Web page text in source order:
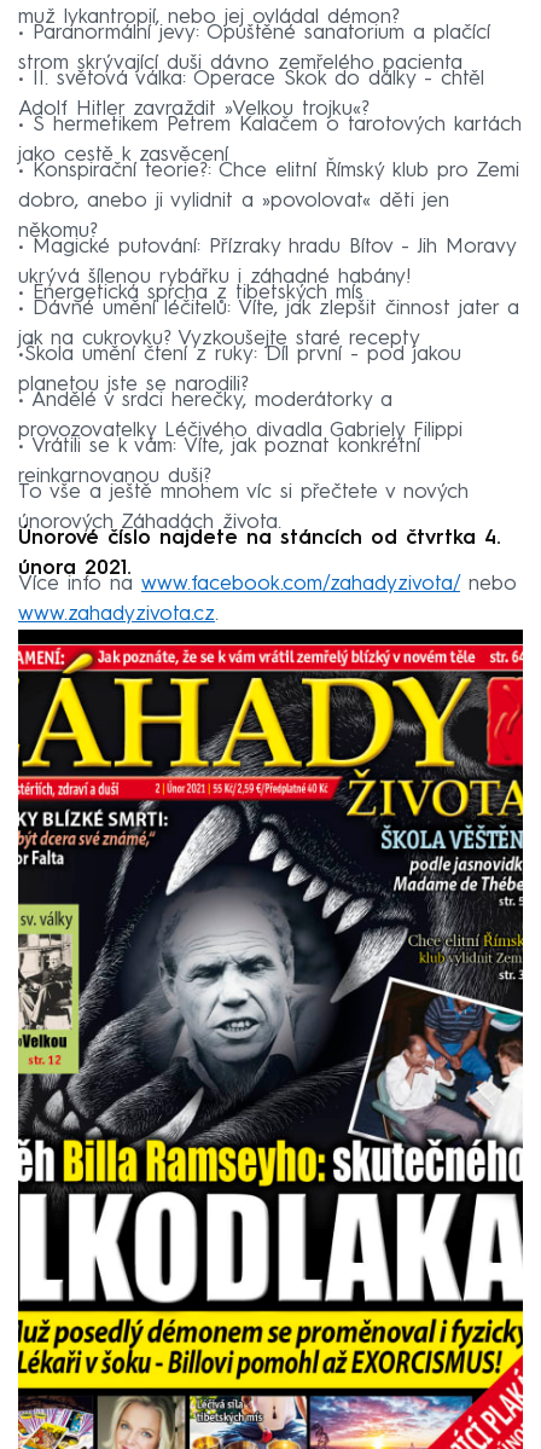
muž lykantropií, nebo jej ovládal démon?
• Paranormální jevy: Opuštěné sanatorium a plačící
strom skrývající duši dávno zemřelého pacienta
• II. světová válka: Operace Skok do dálky - chtěl
Adolf Hitler zavraždit »Velkou trojku«?
• S hermetikem Petrem Kalačem o tarotových kartách
jako cestě k zasvěcení
• Konspirační teorie?: Chce elitní Římský klub pro Zemi
dobro, anebo ji vylidnit a »povolovat« děti jen
někomu?
• Magické putování: Přízraky hradu Bítov - Jih Moravy
ukrývá šílenou rybářku i záhadné habány!
• Energetická sprcha z tibetských mís
• Dávné umění léčitelů: Víte, jak zlepšit činnost jater a
jak na cukrovku? Vyzkoušejte staré recepty
•Škola umění čtení z ruky: Díl první - pod jakou
planetou jste se narodili?
• Andělé v srdci herečky, moderátorky a
provozovatelky Léčivého divadla Gabriely Filippi
• Vrátili se k vám: Víte, jak poznat konkrétní
reinkarnovanou duši?
To vše a ještě mnohem víc si přečtete v nových
únorových Záhadách života.
Únorové číslo najdete na stáncích od čtvrtka 4.
února 2021.
Více info na www.facebook.com/zahadyzivota/ nebo
www.zahadyzivota.cz.